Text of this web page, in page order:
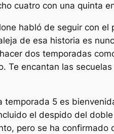
cuatro con una quinta
habló de seguir con
de esa historia es
dos temporadas
Te encantan las
temporada 5 es
el despido del
pero se ha